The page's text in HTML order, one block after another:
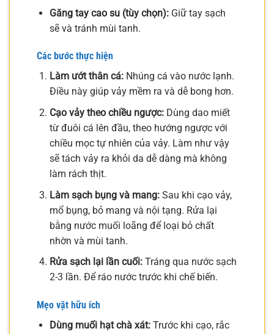
Găng tay cao su (tùy chọn):Giữ tay sạch
sẽ và tránh mùi tanh.
Các bước thực hiện
Làm ướt thân cá:Nhúng cá vào nước lạnh.
Điều này giúp vảy mềm ra và dễ bong hơn.
Cạo vảy theo chiều ngược:Dùng dao miết
từ đuôi cá lên đầu, theo hướng ngược với
chiều mọc tự nhiên của vảy. Làm như vậy
sẽ tách vảy ra khỏi da dễ dàng mà không
làm rách thịt.
Làm sạch bụng và mang:Sau khi cạo vảy,
mổ bụng, bỏ mang và nội tạng. Rửa lại
bằng nước muối loãng để loại bỏ chất
nhờn và mùi tanh.
Rửa sạch lại lần cuối:Tráng qua nước sạch
2-3 lần. Để ráo nước trước khi chế biến.
Mẹo vặt hữu ích
Dùng muối hạt chà xát:Trước khi cạo, rắc